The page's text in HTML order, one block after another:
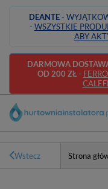
DEANTE-
- WSZYSTKIE
ABY
DARMOWA
OD 200 ZŁ-
Wstecz Strona